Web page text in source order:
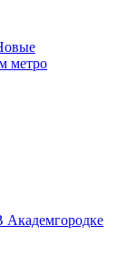
метро
Академгородке